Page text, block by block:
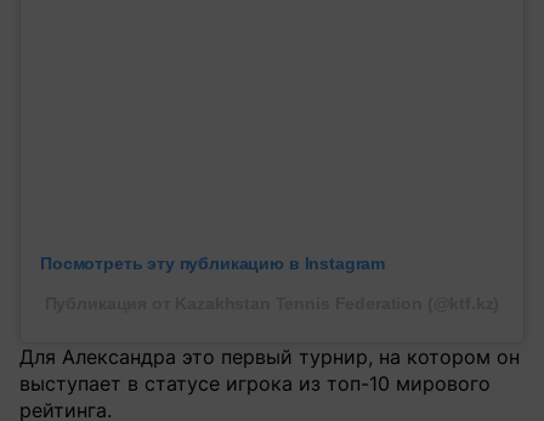
Посмотреть эту публикацию в Instagram
Для Александра это первый турнир, на котором он
выступает в статусе игрока из топ-10 мирового
рейтинга.